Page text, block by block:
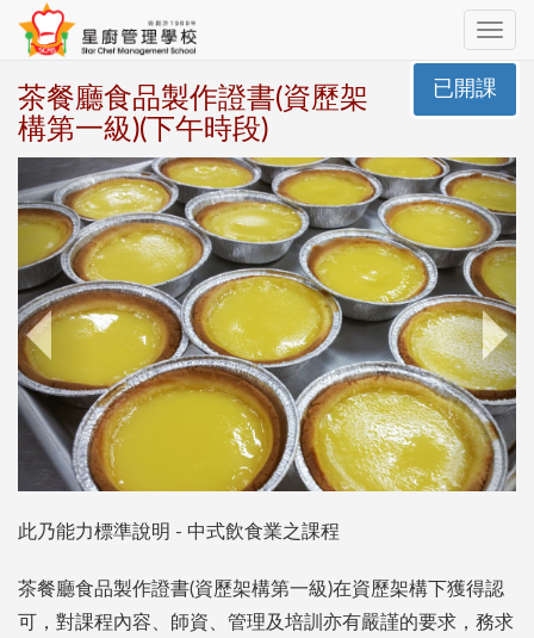
Toggle
茶餐廳食品製作證書(資歷架
構第一級)(下午時段)
已開課
此乃能力標準說明 - 中式飲食業之課程
茶餐廳食品製作證書(資歷架構第一級)在資歷架構下獲得認
可，對課程內容、師資、管理及培訓亦有嚴謹的要求，務求